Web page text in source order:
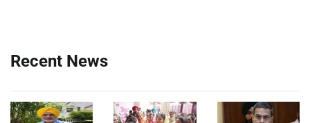
Recent News